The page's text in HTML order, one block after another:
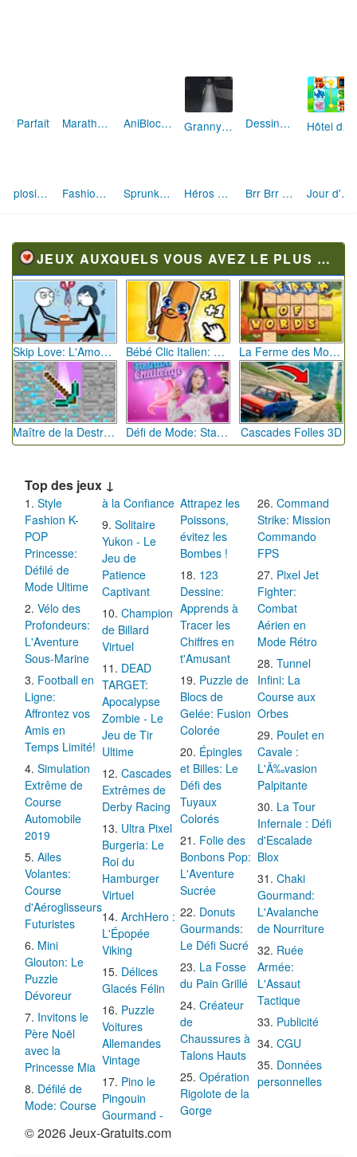
Tir Parfait Marathon Champion io AniBlocos: Connecte les Animaux Mignons! Granny Revient 3D : Destin Maléfique Dessine et Écrase : Le Jeu des Monstres Hôtel des Animaux de Rêve
Explosion de Blocs de Sable Fashion Rebelle: Style Grunge Chic Sprunki Monster: Rythmes Musicaux Monstres Héros des Terres Hostiles Brr Brr Patapim: Le Défi Parkour Délirant Jour d'Aventure: Puzzles en Plein Air
JEUX AUXQUELS VOUS AVEZ LE PLUS JOUÉ
Skip Love: L'Amour en Péril Bébé Clic Italien: La Folie des Petits Bambins La Ferme des Mots - Cultivez votre Vocabulaire
Maître de la Destruction: Fusion de Pioches Défi de Mode: Star du Podium Cascades Folles 3D
Top des jeux ↓
Style
Fashion K-
POP
Princesse:
Défilé de
Mode Ultime
Vélo des
Profondeurs:
L'Aventure
Sous-Marine
Football en
Ligne:
Affrontez vos
Amis en
Temps Limité!
Simulation
Extrême de
Course
Automobile
2019
Ailes
Volantes:
Course
d'Aéroglisseurs
Futuristes
Mini
Glouton: Le
Puzzle
Dévoreur
Invitons le
Père Noël
avec la
Princesse Mia
Défilé de
Mode: Course
à la Confiance
Solitaire
Yukon - Le
Jeu de
Patience
Captivant
Champion
de Billard
Virtuel
DEAD
TARGET:
Apocalypse
Zombie - Le
Jeu de Tir
Ultime
Cascades
Extrêmes de
Derby Racing
Ultra Pixel
Burgeria: Le
Roi du
Hamburger
Virtuel
ArchHero :
L'Épopée
Viking
Délices
Glacés Félin
Puzzle
Voitures
Allemandes
Vintage
Pino le
Pingouin
Gourmand -
Attrapez les
Poissons,
évitez les
Bombes !
123
Dessine:
Apprends à
Tracer les
Chiffres en
t'Amusant
Puzzle de
Blocs de
Gelée: Fusion
Colorée
Épingles
et Billes: Le
Défi des
Tuyaux
Colorés
Folie des
Bonbons Pop:
L'Aventure
Sucrée
Donuts
Gourmands:
Le Défi Sucré
La Fosse
du Pain Grillé
Créateur
de
Chaussures à
Talons Hauts
Opération
Rigolote de la
Gorge
Command
Strike: Mission
Commando
FPS
Pixel Jet
Fighter:
Combat
Aérien en
Mode Rétro
Tunnel
Infini: La
Course aux
Orbes
Poulet en
Cavale :
L'Ã‰vasion
Palpitante
La Tour
Infernale : Défi
d'Escalade
Blox
Chaki
Gourmand:
L'Avalanche
de Nourriture
Ruée
Armée:
L'Assaut
Tactique
Publicité
CGU
Données
personnelles
© 2026 Jeux-Gratuits.com